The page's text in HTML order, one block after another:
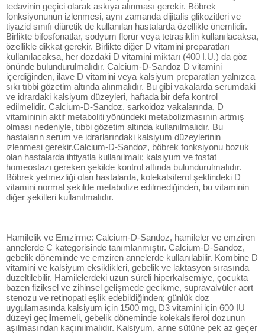
tedavinin geçici olarak askıya alınması gerekir. Böbrek
fonksiyonunun izlenmesi, aynı zamanda dijitalis glikozitleri ve
tiyazid sınıfı diüretik de kullanılan hastalarda özellikle önemlidir.
Birlikte bifosfonatlar, sodyum florür veya tetrasiklin kullanılacaksa,
özellikle dikkat gerekir. Birlikte diğer D vitamini preparatları
kullanılacaksa, her dozdaki D vitamini miktarı (400 I.U.) da göz
önünde bulundurulmalıdır. Calcium-D-Sandoz D vitamini
içerdiğinden, ilave D vitamini veya kalsiyum preparatları yalnızca
sıkı tıbbi gözetim altında alınmalıdır. Bu gibi vakalarda serumdaki
ve idrardaki kalsiyum düzeyleri, haftada bir defa kontrol
edilmelidir. Calcium-D-Sandoz, sarkoidoz vakalarında, D
vitamininin aktif metaboliti yönündeki metabolizmasının artmış
olması nedeniyle, tıbbi gözetim altında kullanılmalıdır. Bu
hastaların serum ve idrarlarındaki kalsiyum düzeylerinin
izlenmesi gerekir.Calcium-D-Sandoz, böbrek fonksiyonu bozuk
olan hastalarda ihtiyatla kullanılmalı; kalsiyum ve fosfat
homeostazı gereken şekilde kontrol altında bulundurulmalıdır.
Böbrek yetmezliği olan hastalarda, kolekalsiferol şeklindeki D
vitamini normal şekilde metabolize edilmediğinden, bu vitaminin
diğer şekilleri kullanılmalıdır.
Hamilelik ve Emzirme: Calcium-D-Sandoz, hamileler ve emziren
annelerde C kategorisinde tanımlanmıştır. Calcium-D-Sandoz,
gebelik döneminde ve emziren annelerde kullanılabilir. Kombine D
vitamini ve kalsiyum eksiklikleri, gebelik ve laktasyon sırasında
düzeltilebilir. Hamilelerdeki uzun süreli hiperkalsemiye, çocukta
bazen fiziksel ve zihinsel gelişmede gecikme, supravalvüler aort
stenozu ve retinopati eşlik edebildiğinden; günlük doz
uygulamasında kalsiyum için 1500 mg, D3 vitamini için 600 IU
düzeyi geçilmemeli, gebelik döneminde kolekalsiferol dozunun
aşılmasından kaçınılmalıdır. Kalsiyum, anne sütüne pek az geçer